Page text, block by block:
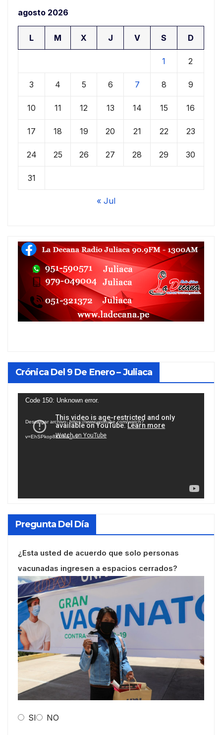
agosto 2026
L M X J V S D
1 2
3 4 5 6 7 8 9
10 11 12 13 14 15 16
17 18 19 20 21 22 23
24 25 26 27 28 29 30
31
« Jul
Crónica Del 9 De Enero – Juliaca
Reproductor
vídeo
Code 150: Unknown error.
Descargar archivo: https://www.youtube.com/watch?
v=EhSPkop8KPY&_=1
Pregunta Del Día
¿Esta usted de acuerdo que solo personas
vacunadas ingresen a espacios cerrados?
SI NO